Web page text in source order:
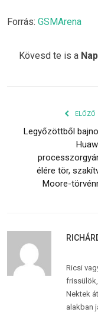
Forrás: GSMArena
Kövesd te is a
ELŐZŐ
Legyőzöttből
élére tör,
Moore-
Ricsi
Nektek
alakban